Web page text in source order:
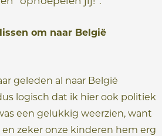
om naar België
geleden al naar België
logisch dat ik hier ook politiek
een gelukkig weerzien, want
zeker onze kinderen hem erg